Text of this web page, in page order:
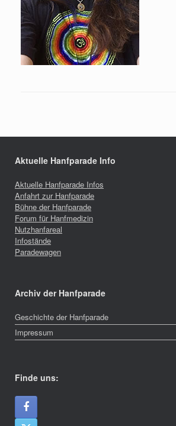
Aktuelle Hanfparade Info
Aktuelle Hanfparade Infos
Anfahrt zur Hanfparade
Bühne der Hanfparade
Forum für Hanfmedizin
Nutzhanfareal
Infostände
Paradewagen
Archiv der Hanfparade
Geschichte der Hanfparade
Impressum
Finde uns: